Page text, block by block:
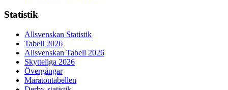
Statistik
Allsvenskan Statistik
Tabell 2026
Allsvenskan Tabell 2026
Skytteliga 2026
Övergångar
Maratontabellen